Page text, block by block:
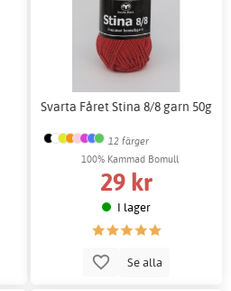
Svarta Fåret Stina 8/8 garn 50g
12 färger
100% Kammad Bomull
29 kr
I lager
Se alla